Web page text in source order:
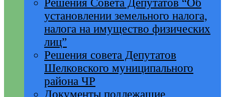
Решения Совета Депутатов “Об
установлении земельного налога,
налога на имущество физических
лиц”
Решения совета Депутатов
Шелковского муниципального
района ЧР
Документы подлежащие